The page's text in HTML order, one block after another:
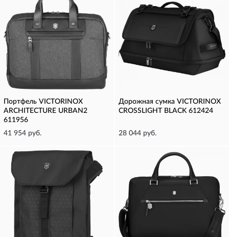
Портфель VICTORINOX
ARCHITECTURE URBAN2
611956
41 954 руб.
Дорожная сумка VICTORINOX
CROSSLIGHT BLACK 612424
28 044 руб.